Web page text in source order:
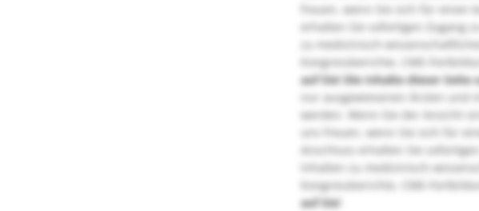
freuen, wenn Sie sich für einen
erhalten Sie sofortigen Zugang
zu medizinisch-
Kongressberichte, CME-
auf Sie! Die Inhalte dieser
nur ausgewiesenen Ärzten und
werden. Wenn Sie der Ansicht
uns freuen, wenn Sie sich für
Anschluss erhalten Sie
Inhalten zu medizinisch-
Kongressberichte, CME-
auf Sie!